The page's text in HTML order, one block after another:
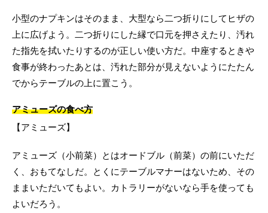
小型のナプキンはそのまま、大型なら二つ折りにしてヒザの
上に広げよう。二つ折りにした縁で口元を押さえたり、汚れ
た指先を拭いたりするのが正しい使い方だ。中座するときや
食事が終わったあとは、汚れた部分が見えないようにたたん
でからテーブルの上に置こう。
アミューズの食べ方
【アミューズ】
アミューズ（小前菜）とはオードブル（前菜）の前にいただ
く、おもてなしだ。とくにテーブルマナーはないため、その
ままいただいてもよい。カトラリーがないなら手を使っても
よいだろう。